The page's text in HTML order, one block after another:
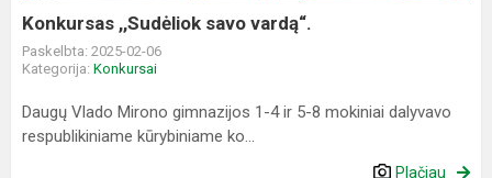
Konkursas ,,Sudėliok savo vardą“.
Paskelbta: 2025-02-06
Kategorija: Konkursai
Daugų Vlado Mirono gimnazijos 1-4 ir 5-8 mokiniai dalyvavo
respublikiniame kūrybiniame ko...
Plačiau